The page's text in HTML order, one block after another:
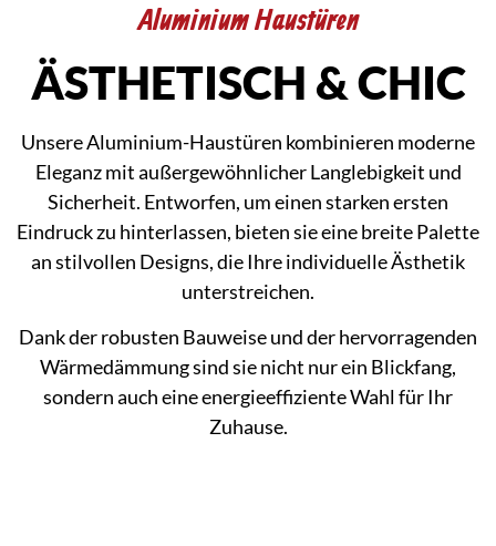
Aluminium Haustüren
ÄSTHETISCH & CHIC
Unsere Aluminium-Haustüren kombinieren moderne
Eleganz mit außergewöhnlicher Langlebigkeit und
Sicherheit. Entworfen, um einen starken ersten
Eindruck zu hinterlassen, bieten sie eine breite Palette
an stilvollen Designs, die Ihre individuelle Ästhetik
unterstreichen.
Dank der robusten Bauweise und der hervorragenden
Wärmedämmung sind sie nicht nur ein Blickfang,
sondern auch eine energieeffiziente Wahl für Ihr
Zuhause.